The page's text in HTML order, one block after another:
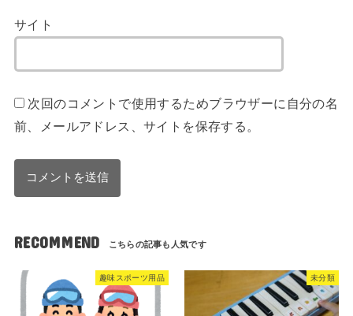
サイト
次回のコメントで使用するためブラウザーに自分の名
前、メールアドレス、サイトを保存する。
RECOMMEND
趣味スポーツ用品 未分類